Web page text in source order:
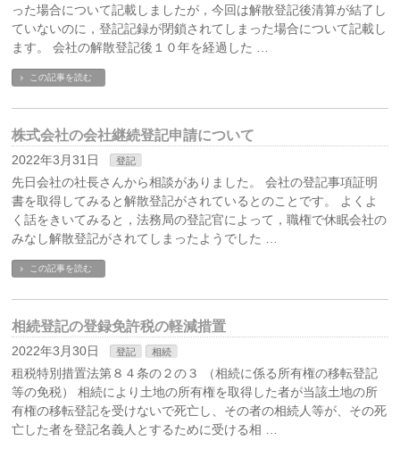
った場合について記載しましたが，今回は解散登記後清算が結了し
ていないのに，登記記録が閉鎖されてしまった場合について記載し
ます。 会社の解散登記後１０年を経過した …
この記事を読む
株式会社の会社継続登記申請について
2022年3月31日 登記
先日会社の社長さんから相談がありました。 会社の登記事項証明
書を取得してみると解散登記がされているとのことです。 よくよ
く話をきいてみると，法務局の登記官によって，職権で休眠会社の
みなし解散登記がされてしまったようでした …
この記事を読む
相続登記の登録免許税の軽減措置
2022年3月30日 登記 相続
租税特別措置法第８４条の２の３ （相続に係る所有権の移転登記
等の免税） 相続により土地の所有権を取得した者が当該土地の所
有権の移転登記を受けないで死亡し、その者の相続人等が、その死
亡した者を登記名義人とするために受ける相 …